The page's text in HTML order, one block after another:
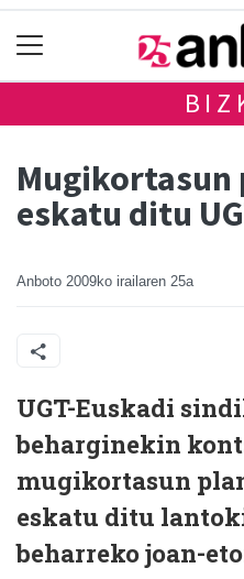
eskatu ditu
Anboto 2009ko irailaren 25a
UGT-Euskadi
beharginekin
mugikortasun
eskatu ditu
beharreko joan-